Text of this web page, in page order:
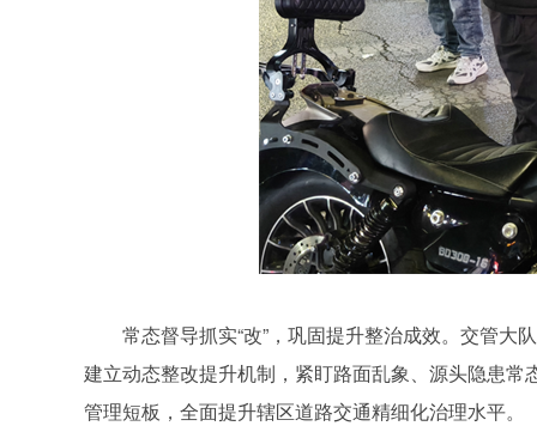
常态督导抓实“改”，巩固提升整治成效。交管
建立动态整改提升机制，紧盯路面乱象、源头隐患
管理短板，全面提升辖区道路交通精细化治理水平。